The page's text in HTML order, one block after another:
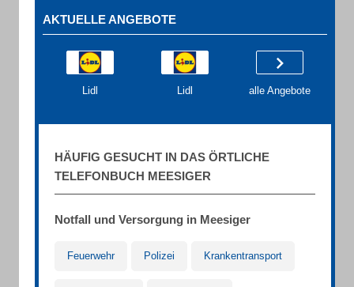
AKTUELLE ANGEBOTE
Lidl Lidl alle Angebote
HÄUFIG GESUCHT IN DAS ÖRTLICHE
TELEFONBUCH MEESIGER
Notfall und Versorgung in Meesiger
Feuerwehr Polizei Krankentransport